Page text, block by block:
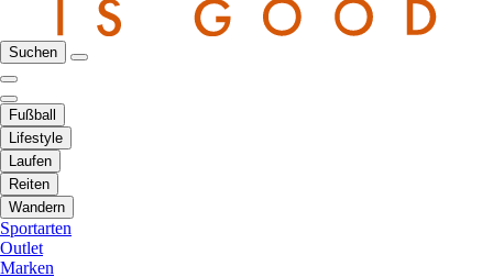
Suchen
Fußball
Lifestyle
Laufen
Reiten
Wandern
Sportarten
Outlet
Marken